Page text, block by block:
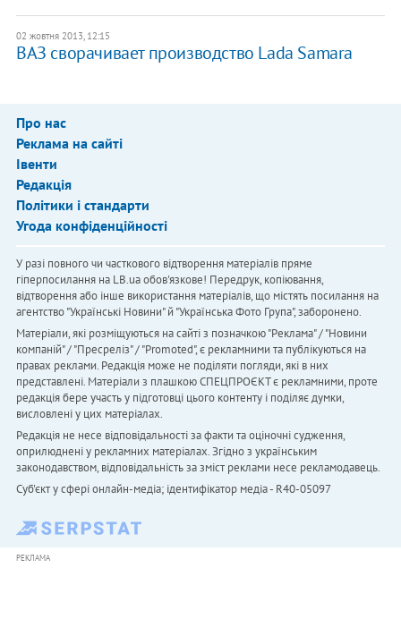
02 жовтня 2013, 12:15
ВАЗ сворачивает производство Lada Samara
Про нас
Реклама на сайті
Івенти
Редакція
Політики і стандарти
Угода конфіденційності
У разі повного чи часткового відтворення матеріалів пряме
гіперпосилання на LB.ua обов'язкове! Передрук, копіювання,
відтворення або інше використання матеріалів, що містять посилання на
агентство "Українськi Новини" й "Українська Фото Група", заборонено.
Матеріали, які розміщуються на сайті з позначкою "Реклама" / "Новини
компаній" / "Пресреліз" / "Promoted", є рекламними та публікуються на
правах реклами. Редакція може не поділяти погляди, які в них
представлені. Матеріали з плашкою СПЕЦПРОЄКТ є рекламними, проте
редакція бере участь у підготовці цього контенту і поділяє думки,
висловлені у цих матеріалах.
Редакція не несе відповідальності за факти та оціночні судження,
оприлюднені у рекламних матеріалах. Згідно з українським
законодавством, відповідальність за зміст реклами несе рекламодавець.
Cуб'єкт у сфері онлайн-медіа; ідентифікатор медіа - R40-05097
РЕКЛАМА